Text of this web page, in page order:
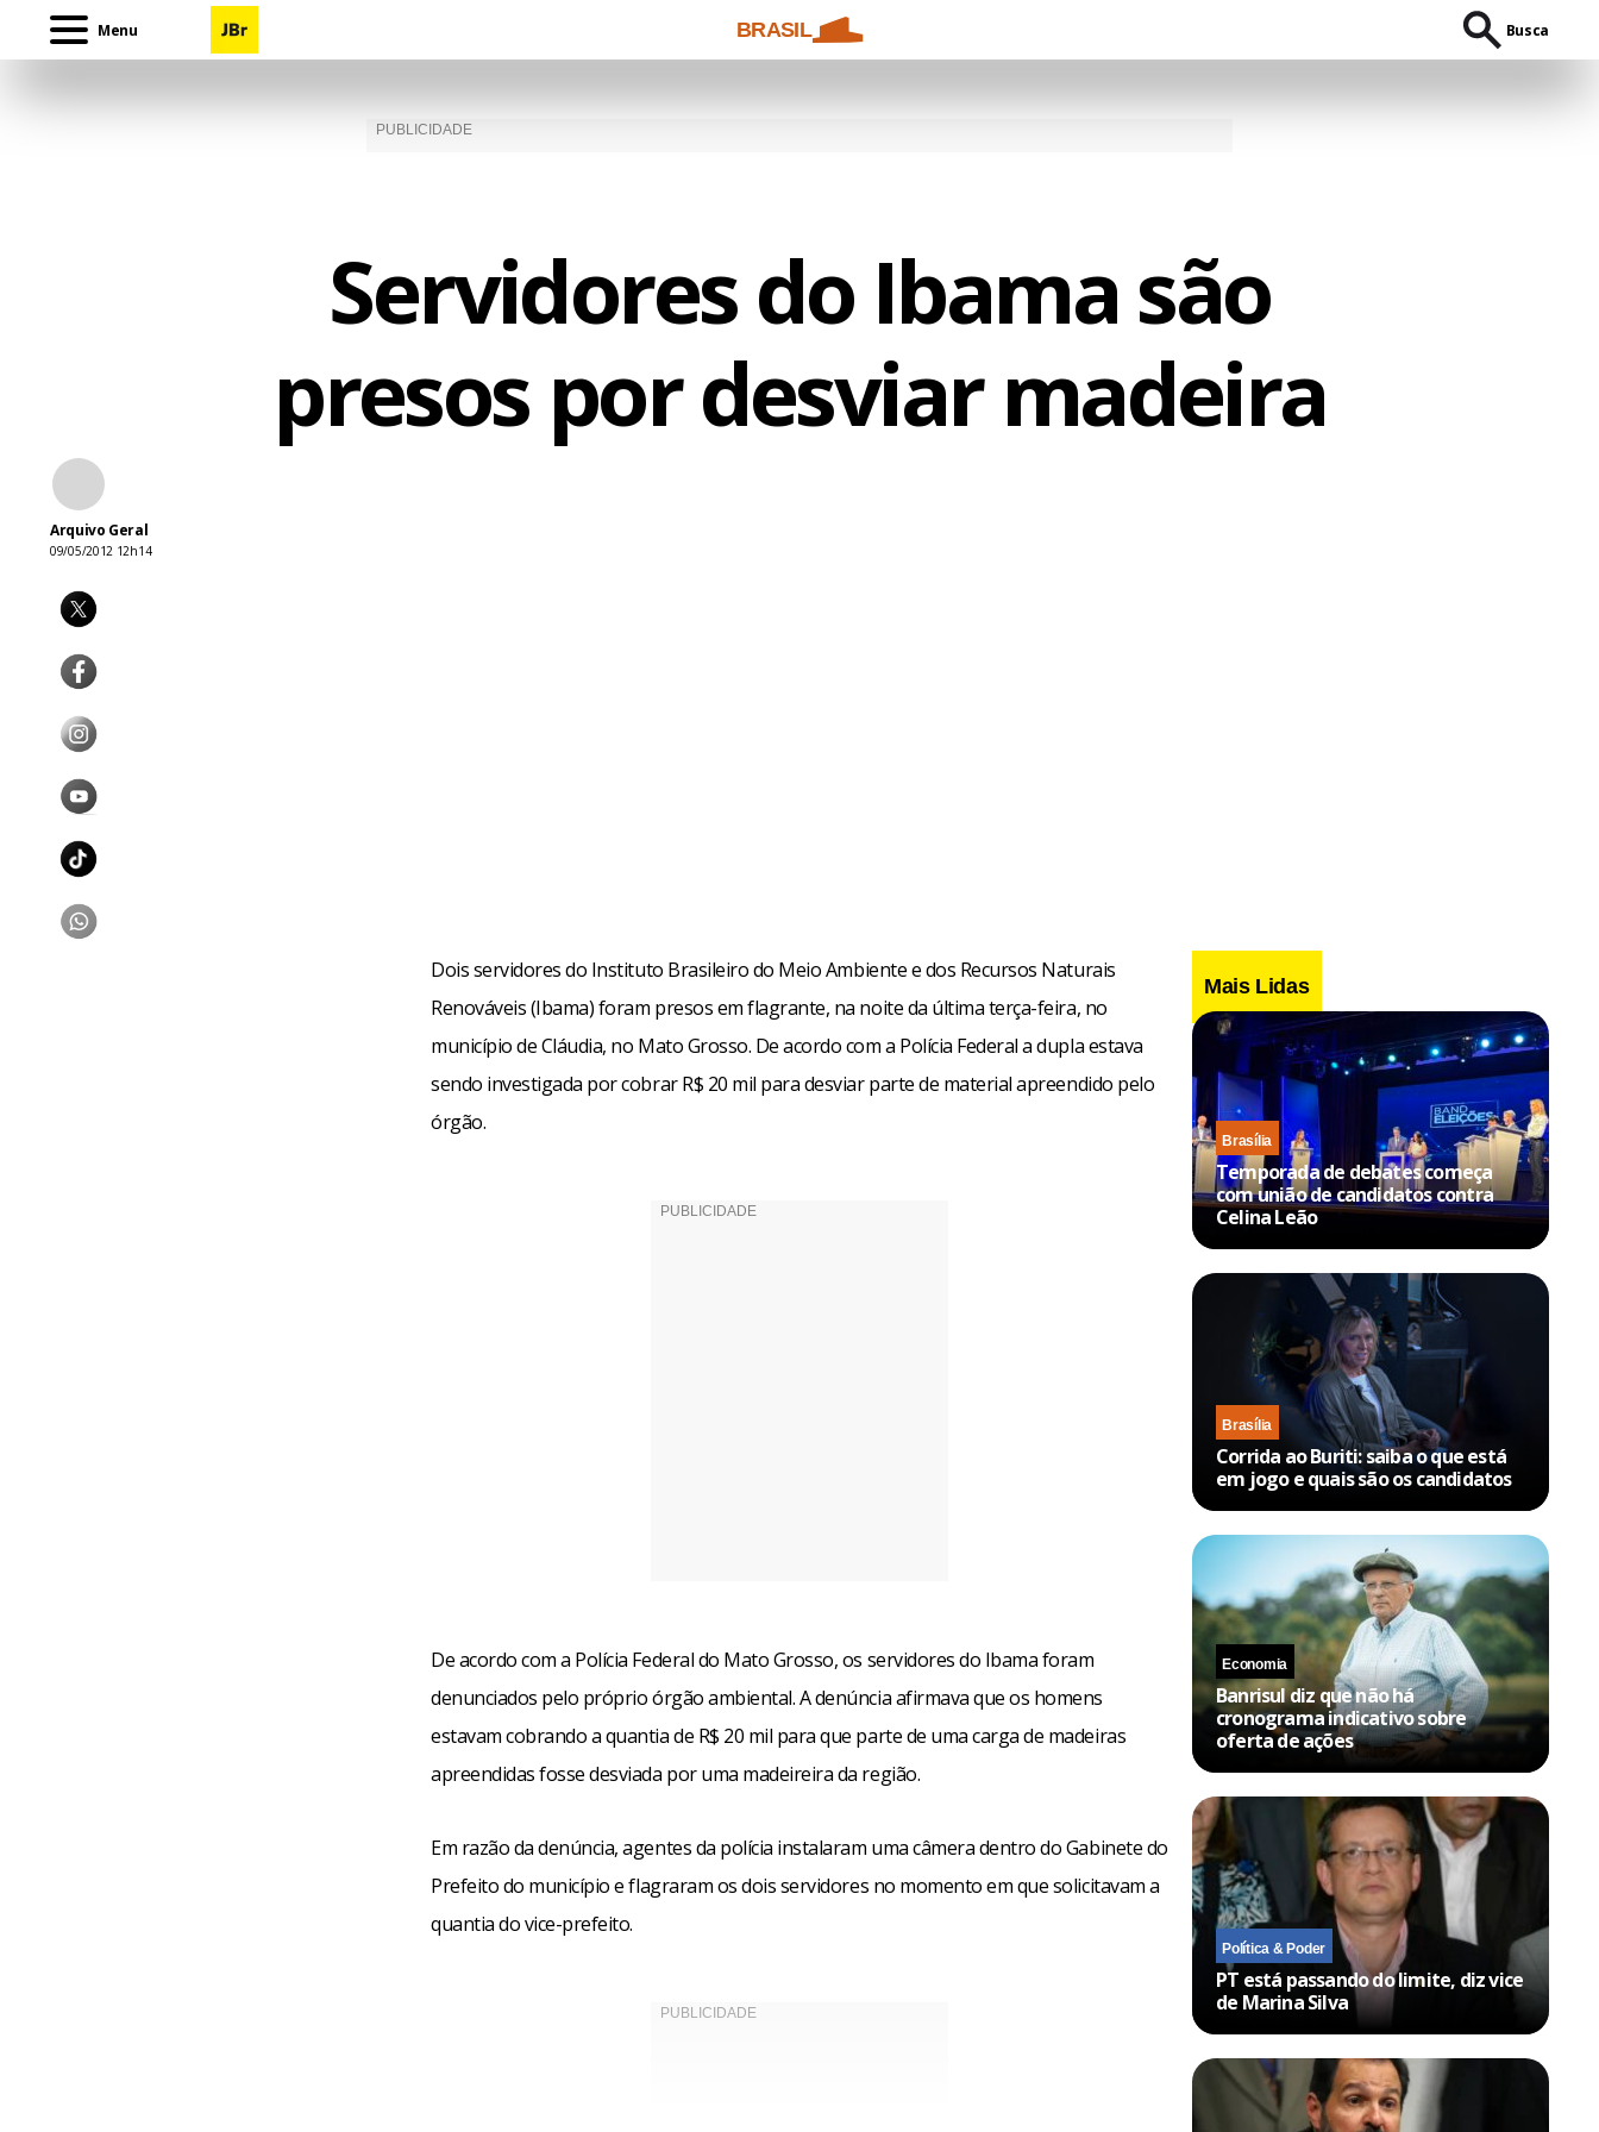
Menu BRASIL Busca
Servidores do Ibama são
presos por desviar madeira
Arquivo Geral
09/05/2012 12h14
Dois servidores do Instituto Brasileiro do Meio Ambiente e dos Recursos Naturais
Renováveis (Ibama) foram presos em flagrante, na noite da última terça-feira, no
município de Cláudia, no Mato Grosso. De acordo com a Polícia Federal a dupla estava
sendo investigada por cobrar R$ 20 mil para desviar parte de material apreendido pelo
órgão.
De acordo com a Polícia Federal do Mato Grosso, os servidores do Ibama foram
denunciados pelo próprio órgão ambiental. A denúncia afirmava que os homens
estavam cobrando a quantia de R$ 20 mil para que parte de uma carga de madeiras
apreendidas fosse desviada por uma madeireira da região.
Em razão da denúncia, agentes da polícia instalaram uma câmera dentro do Gabinete do
Prefeito do município e flagraram os dois servidores no momento em que solicitavam a
quantia do vice-prefeito.
Mais Lidas
Brasília
Temporada de debates começa
com união de candidatos contra
Celina Leão
Brasília
Corrida ao Buriti: saiba o que está
em jogo e quais são os candidatos
Economia
Banrisul diz que não há
cronograma indicativo sobre
oferta de ações
Política & Poder
PT está passando do limite, diz vice
de Marina Silva